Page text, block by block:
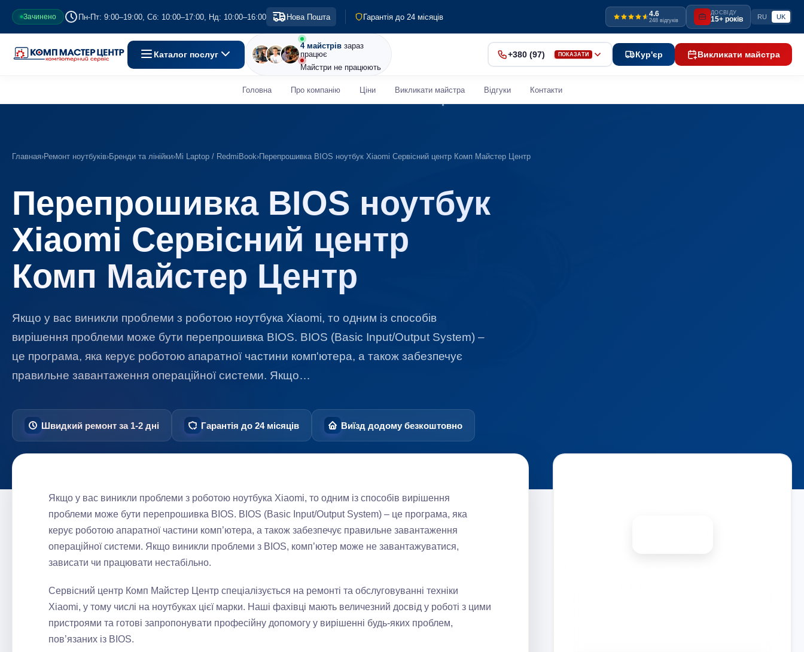
Зачинено Пн-Пт: 9:00–19:00, Сб: 10:00–17:00, Нд: 10:00–16:00 Нова Пошта
Діагностика 0 грн
4.6
248 відгуків
ДОСВІДУ
15+ років RU UK
Каталог послуг
4 майстрівзараз
працює
Майстри не працюють
+380 (97) ПОКАЗАТИ Кур'єр Викликати майстра
Головна Про компанію Ціни Викликати майстра Відгуки Контакти
Главная›Ремонт ноутбуків›Бренди та лінійки›Mi Laptop / RedmiBook›Перепрошивка BIOS ноутбук Xiaomi Сервісний центр Комп Майстер Центр
Перепрошивка BIOS ноутбук
Xiaomi Сервісний центр
Комп Майстер Центр
Якщо у вас виникли проблеми з роботою ноутбука Xiaomi, то одним із способів
вирішення проблеми може бути перепрошивка BIOS. BIOS (Basic Input/Output System) –
це програма, яка керує роботою апаратної частини комп'ютера, а також забезпечує
правильне завантаження операційної системи. Якщо…
Швидкий ремонт за 1-2 дні Гарантія до 24 місяців Виїзд додому безкоштовно
Якщо у вас виникли проблеми з роботою ноутбука Xiaomi, то одним із способів вирішення
проблеми може бути перепрошивка BIOS. BIOS (Basic Input/Output System) – це програма, яка
керує роботою апаратної частини комп’ютера, а також забезпечує правильне завантаження
операційної системи. Якщо виникли проблеми з BIOS, комп’ютер може не завантажуватися,
зависати чи працювати нестабільно.
Сервісний центр Комп Майстер Центр спеціалізується на ремонті та обслуговуванні техніки
Xiaomi, у тому числі на ноутбуках цієї марки. Наші фахівці мають величезний досвід у роботі з цими
пристроями та готові запропонувати професійну допомогу у вирішенні будь-яких проблем,
пов’язаних із BIOS.